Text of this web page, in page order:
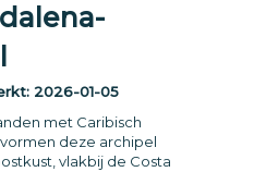
2026-01-05
met Caribisch
deze archipel
vlakbij de Costa